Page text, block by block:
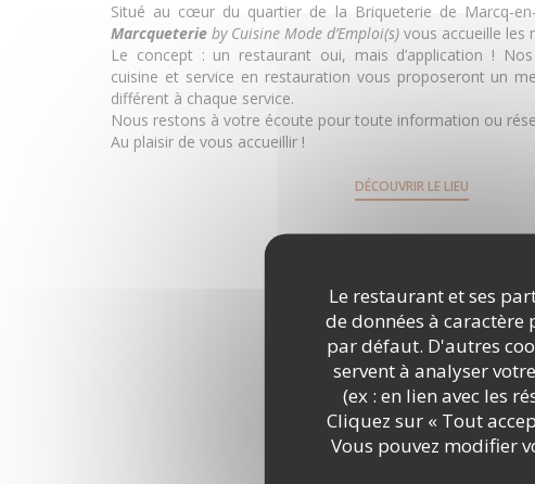
Le restaurant et ses
de données à caractère
par défaut. D'autres
servent à analyser
(ex : en lien avec les
Cliquez sur « Tout
Vous pouvez modifier
Situé au cœur du quartier de la Briqueterie de Marcq-
Marcqueterie by Cuisine Mode d’Emploi(s) vous accueille les
Le concept : un restaurant oui, mais d’application !
cuisine et service en restauration vous proposeront un
différent à chaque service.
Nous restons à votre écoute pour toute information ou
Au plaisir de vous accueillir !
DÉCOUVRIR LE LIEU